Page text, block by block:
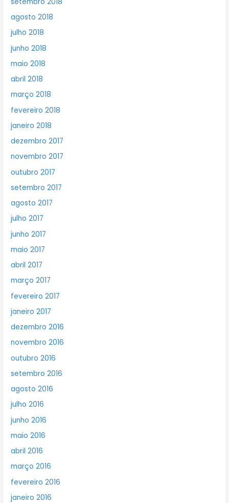
agosto 2018
julho 2018
junho 2018
maio 2018
abril 2018
março 2018
fevereiro 2018
janeiro 2018
dezembro 2017
novembro 2017
outubro 2017
setembro 2017
agosto 2017
julho 2017
junho 2017
maio 2017
abril 2017
março 2017
fevereiro 2017
janeiro 2017
dezembro 2016
novembro 2016
outubro 2016
setembro 2016
agosto 2016
julho 2016
junho 2016
maio 2016
abril 2016
março 2016
fevereiro 2016
janeiro 2016